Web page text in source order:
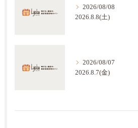
2026/08/08
2026.8.8(土)
2026/08/07
2026.8.7(金)